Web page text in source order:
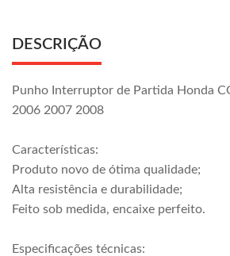
DESCRIÇÃO
Punho Interruptor de Partida Honda
2006 2007 2008
Características:
Produto novo de ótima qualidade;
Alta resistência e durabilidade;
Feito sob medida, encaixe perfeito.
Especificações técnicas: